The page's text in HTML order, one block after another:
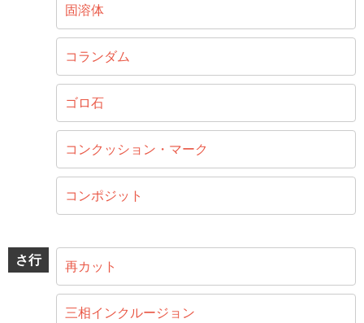
固溶体
コランダム
ゴロ石
コンクッション・マーク
コンポジット
さ行 再カット
三相インクルージョン